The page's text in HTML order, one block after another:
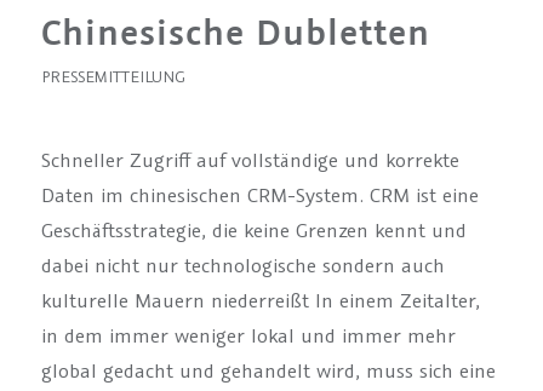
Chinesische Dubletten
PRESSEMITTEILUNG
Schneller Zugriff auf vollständige und korrekte
Daten im chinesischen CRM-System. CRM ist eine
Geschäftsstrategie, die keine Grenzen kennt und
dabei nicht nur technologische sondern auch
kulturelle Mauern niederreißt In einem Zeitalter,
in dem immer weniger lokal und immer mehr
global gedacht und gehandelt wird, muss sich eine